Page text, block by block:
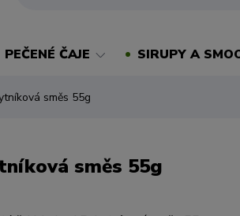
PEČENÉ ČAJE SIRUPY A
směs 55g
směs 55g